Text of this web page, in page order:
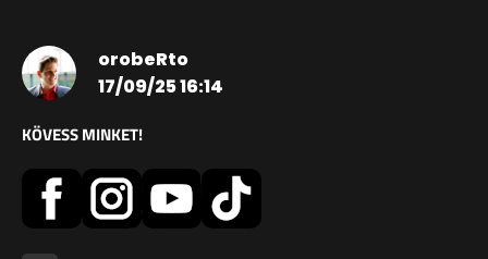
orobeRto
17/09/25 16:14
KÖVESS MINKET!